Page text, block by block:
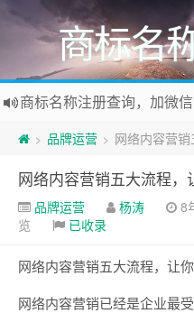
商标名
商标名称注册查询，加微
商标注册和购买，加微信
> 品牌运营 > 网络内容营销
网络内容营销五大流程，
品牌运营 杨涛 8
览
已收录
网络内容营销五大流程，让
网络内容营销已经是企业最